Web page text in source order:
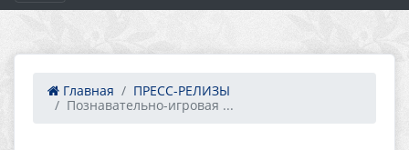
Главная
ПРЕСС-РЕЛИЗЫ
Познавательно-игровая ...